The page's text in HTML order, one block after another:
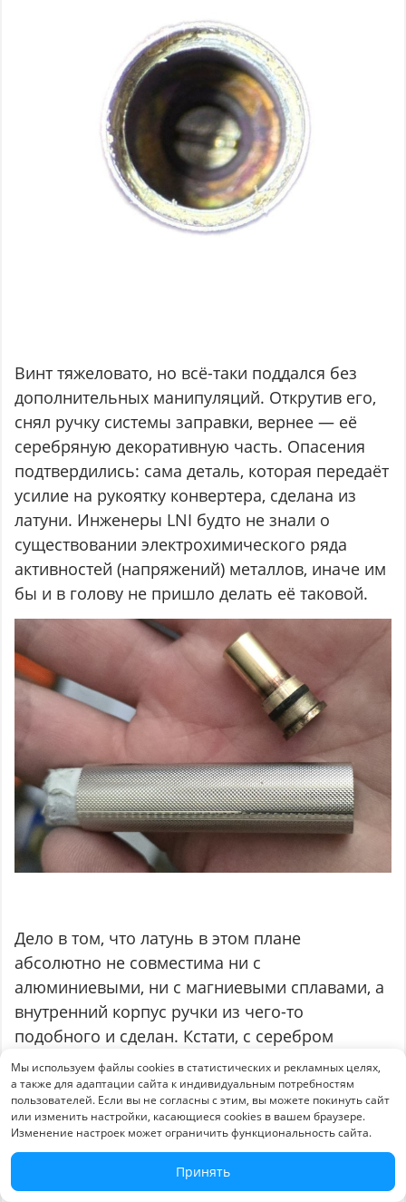
Винт тяжеловато, но всё-таки поддался без
дополнительных манипуляций. Открутив его,
снял ручку системы заправки, вернее — её
серебряную декоративную часть. Опасения
подтвердились: сама деталь, которая передаёт
усилие на рукоятку конвертера, сделана из
латуни. Инженеры LNI будто не знали о
существовании электрохимического ряда
активностей (напряжений) металлов, иначе им
бы и в голову не пришло делать её таковой.
Дело в том, что латунь в этом плане
абсолютно не совместима ни с
алюминиевыми, ни с магниевыми сплавами, а
внутренний корпус ручки из чего-то
подобного и сделан. Кстати, с серебром
подобные сплавы тоже дружат плохо. Такие
пары металлов даже при небольшой
относительной влажности способны вызвать
контактную (гальваническую) коррозию, а уж
залитые водой — подавно.
Если интересна тема совместимости металлов,
Мы используем файлы cookies в статистических и рекламных целях,
а также для адаптации сайта к индивидуальным потребностям
пользователей. Если вы не согласны с этим, вы можете покинуть сайт
или изменить настройки, касающиеся cookies в вашем браузере.
Изменение настроек может ограничить функциональность сайта.
Принять